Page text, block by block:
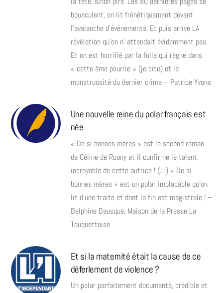
bousculent, on lit frénétiquement devant
l’avalanche d’événements. Et puis arrive LA
révélation qu’on n’ attendait évidemment pas.
Et on est horrifié par la folie qui règne dans
« cette âme pourrie » (je cite) et la
monstruosité du dernier crime – Patrice Yvons
Une nouvelle reine du polar français est
née
« De si bonnes mères » est le second roman
de Céline de Roany et il confirme le talent
incroyable de cette autrice ! (…) « De si
bonnes mères » est un polar implacable qu’on
lit d’une traite et dont la fin est magistrale ! –
Delphine Dausque, Maison de la Presse La
Touquettoise
Et si la maternité était la cause de ce
déferlement de violence ?
Un polar parfaitement documenté, crédible et